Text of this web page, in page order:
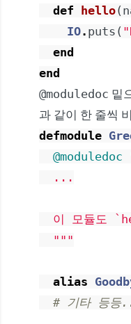
def hello(
IO. puts (
end
end
@moduledoc 밑
과 같이 한 줄씩
defmodule
@moduledoc
  ...
이 모듈도
  """
alias
# 기타 등등